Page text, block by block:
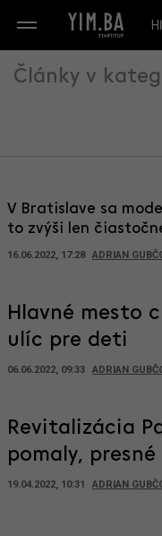
Články v
V Bratislave sa
to zvýši len
16.06.2022, 17:28 ADRIAN
Hlavné mesto
ulíc pre deti
06.06.2022, 09:33 ADRIAN
Revitalizácia
pomaly,
19.04.2022, 10:31 ADRIAN